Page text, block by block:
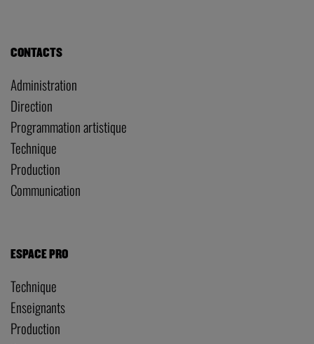
CONTACTS
Administration
Direction
Programmation artistique
Technique
Production
Communication
ESPACE PRO
Technique
Enseignants
Production